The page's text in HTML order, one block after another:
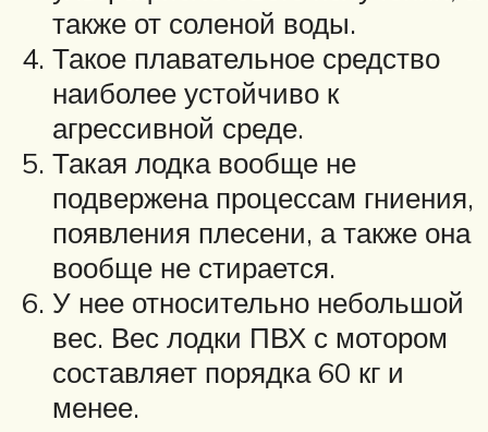
также от соленой воды.
Такое плавательное средство
наиболее устойчиво к
агрессивной среде.
Такая лодка вообще не
подвержена процессам гниения,
появления плесени, а также она
вообще не стирается.
У нее относительно небольшой
вес. Вес лодки ПВХ с мотором
составляет порядка 60 кг и
менее.